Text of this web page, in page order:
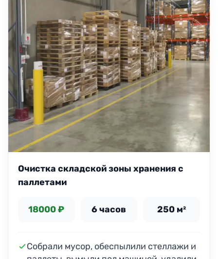
Очистка складской зоны хранения с
паллетами
18000 ₽ 6 часов 250 м²
Собрали мусор, обеспылили стеллажи и